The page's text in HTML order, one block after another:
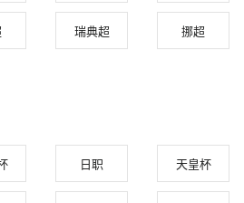
瑞典超 挪超
日职 天皇杯